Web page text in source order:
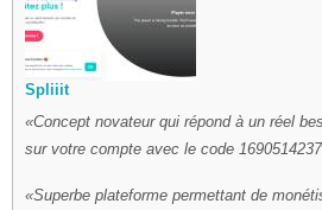
Spliiit
Concept novateur qui répond à un réel
sur votre compte avec le code 1690514237
Superbe plateforme permettant de